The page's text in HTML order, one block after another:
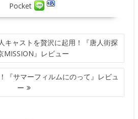
Pocket
キャストを贅沢に起用！『唐人街探
MISSION』レビュー
『サマーフィルムにのって』レビュ
ー